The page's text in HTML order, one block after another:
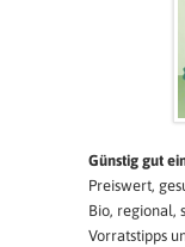
Günstig gut
Preiswert,
Bio, regional,
Vorratstipps